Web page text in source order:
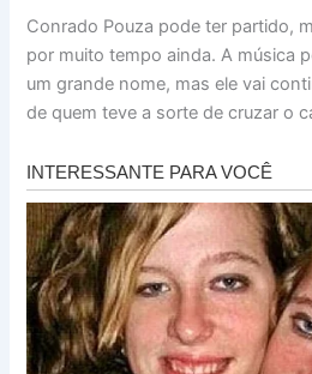
Conrado Pouza pode ter partido,
por muito tempo ainda. A música
um grande nome, mas ele vai
de quem teve a sorte de cruzar o